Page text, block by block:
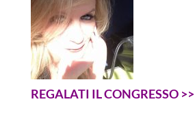
REGALATI IL CONGRESSO >>